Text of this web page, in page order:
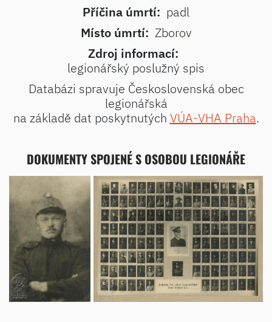
Příčina úmrtí: padl
Místo úmrtí: Zborov
Zdroj informací:
legionářský poslužný spis
Databázi spravuje Československá obec
legionářská
na základě dat poskytnutých VÚA-VHA Praha.
DOKUMENTY SPOJENÉ S OSOBOU LEGIONÁŘE